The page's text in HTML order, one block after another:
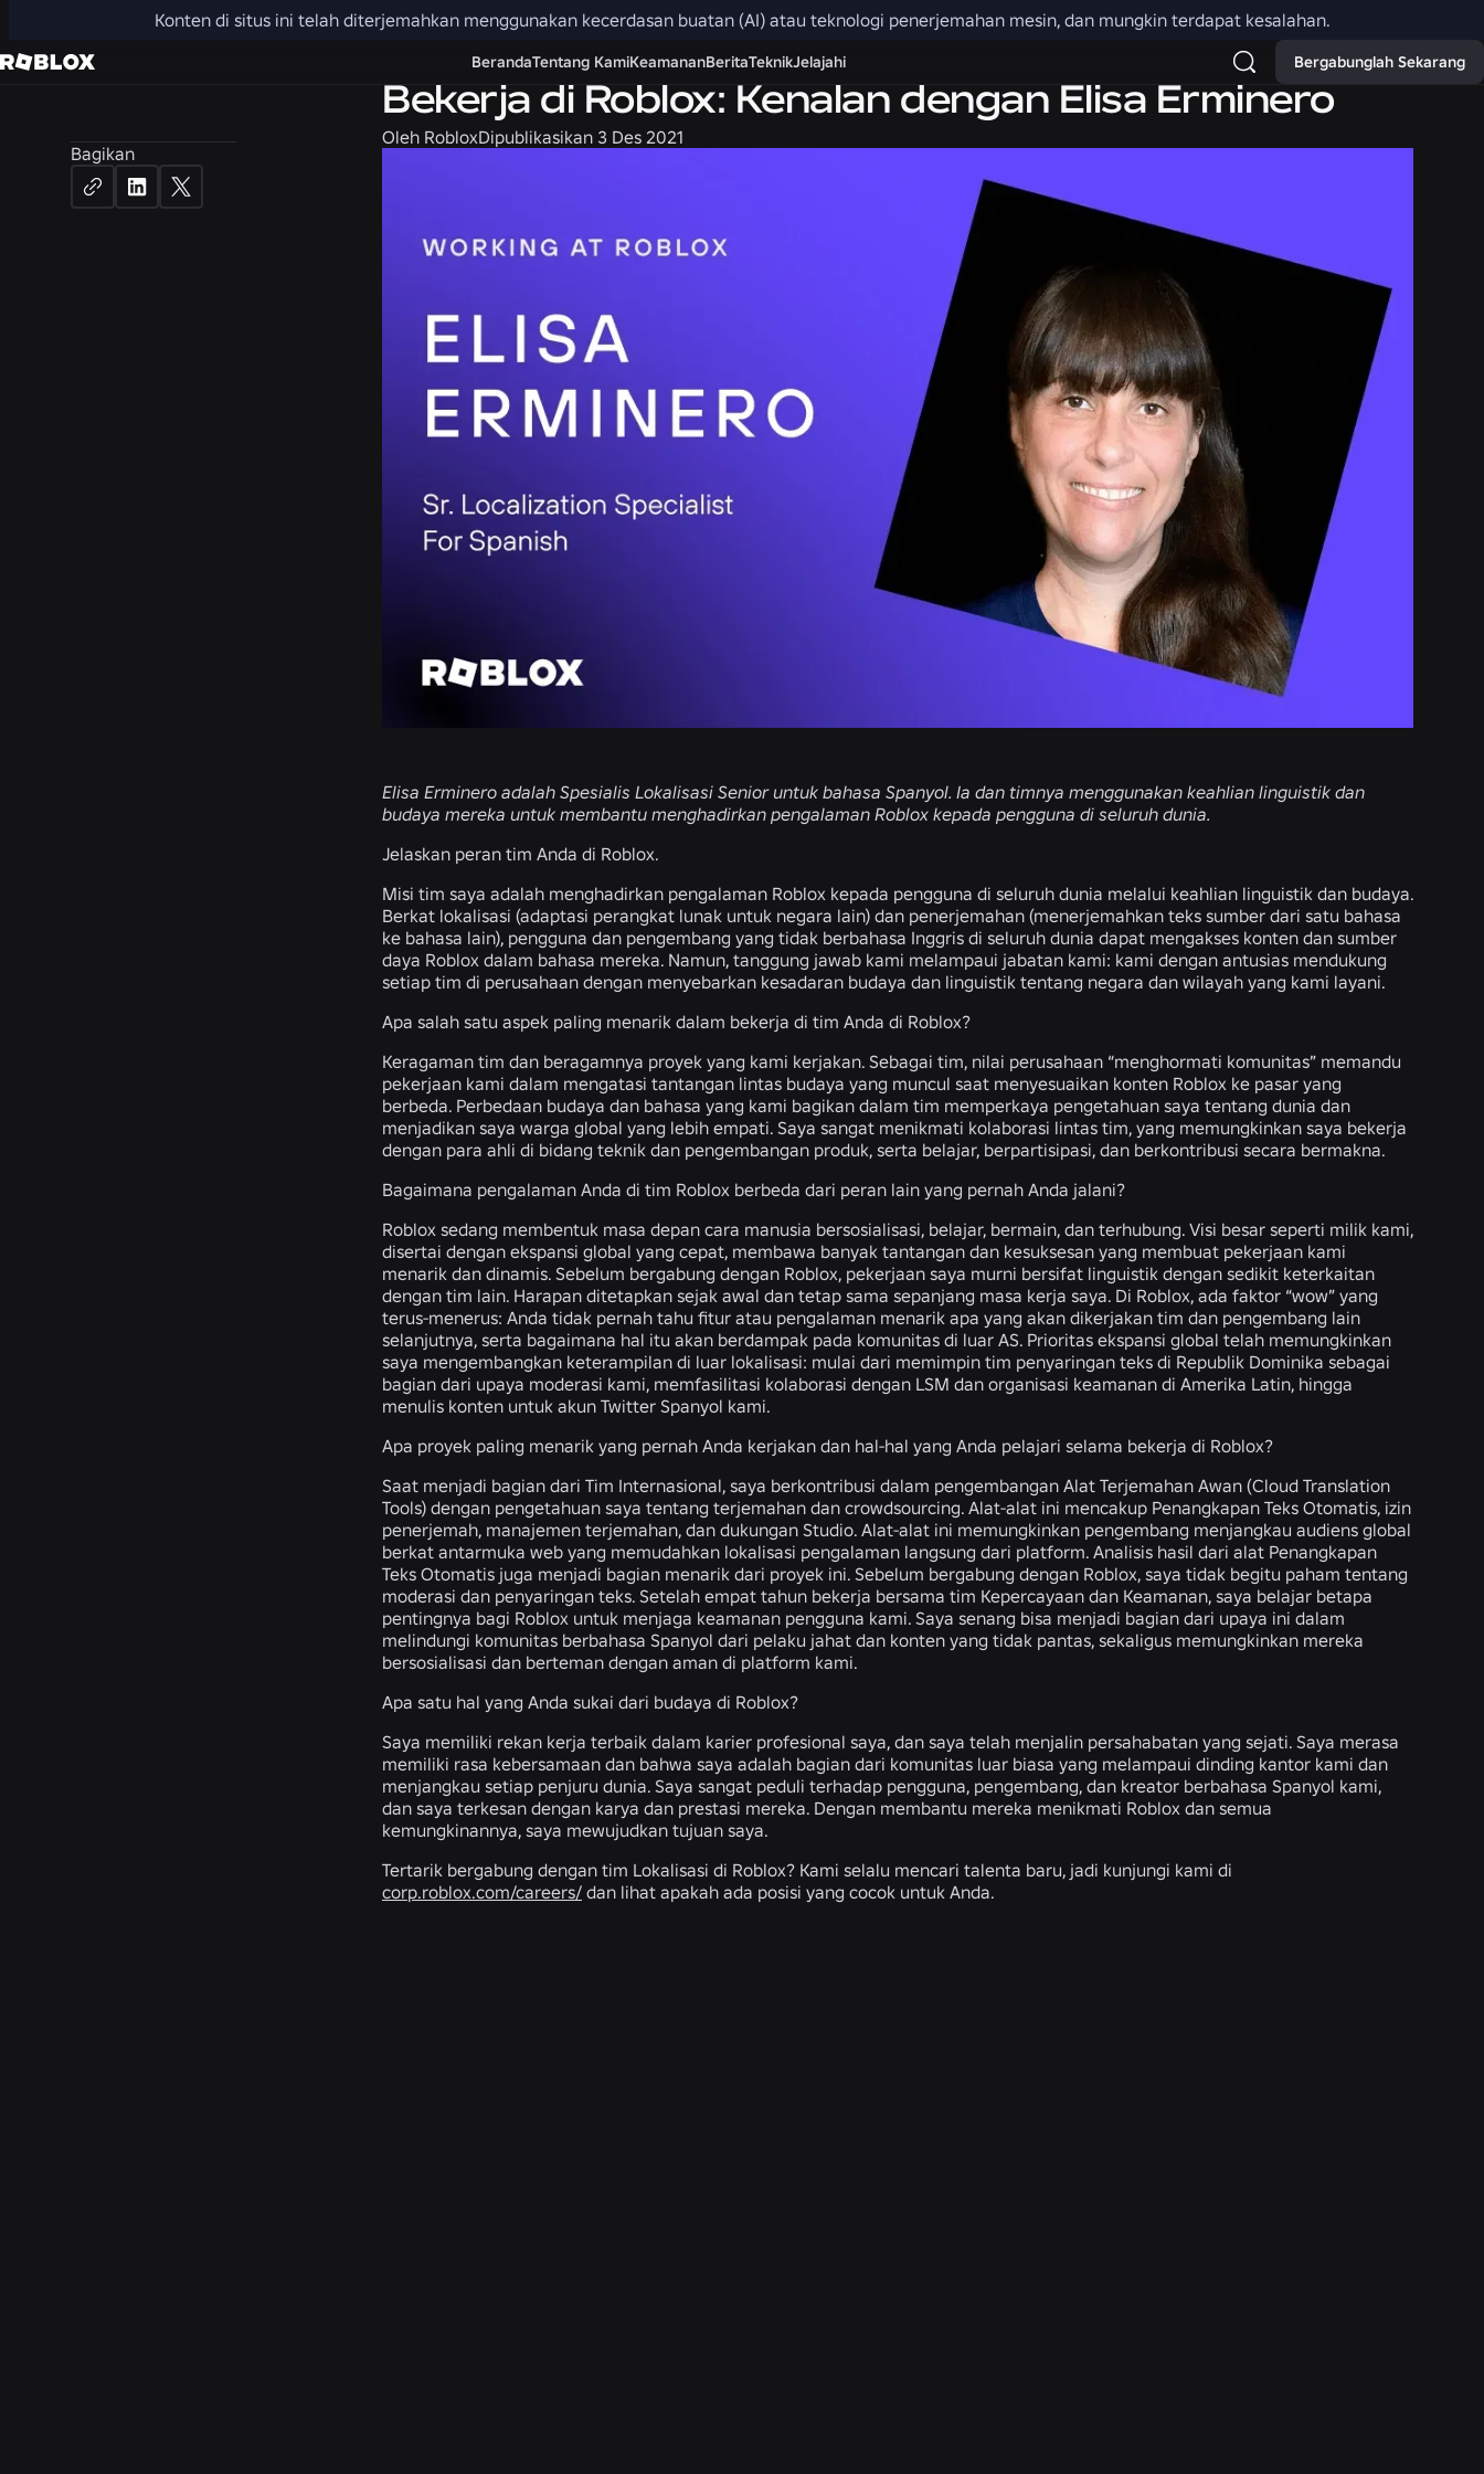
Konten di situs ini telah diterjemahkan menggunakan kecerdasan buatan (AI) atau teknologi penerjemahan mesin, dan mungkin terdapat kesalahan.
BerandaTentang KamiKeamananBeritaTeknikJelajahi Bergabunglah Sekarang
Bagikan
Karier
Bekerja di Roblox: Kenalan dengan Elisa Erminero
Oleh RobloxDipublikasikan 3 Des 2021
Elisa Erminero adalah Spesialis Lokalisasi Senior untuk bahasa Spanyol. Ia dan timnya menggunakan keahlian linguistik dan
budaya mereka untuk membantu menghadirkan pengalaman Roblox kepada pengguna di seluruh dunia.
Jelaskan peran tim Anda di Roblox.
Misi tim saya adalah menghadirkan pengalaman Roblox kepada pengguna di seluruh dunia melalui keahlian linguistik dan budaya.
Berkat lokalisasi (adaptasi perangkat lunak untuk negara lain) dan penerjemahan (menerjemahkan teks sumber dari satu bahasa
ke bahasa lain), pengguna dan pengembang yang tidak berbahasa Inggris di seluruh dunia dapat mengakses konten dan sumber
daya Roblox dalam bahasa mereka. Namun, tanggung jawab kami melampaui jabatan kami: kami dengan antusias mendukung
setiap tim di perusahaan dengan menyebarkan kesadaran budaya dan linguistik tentang negara dan wilayah yang kami layani.
Apa salah satu aspek paling menarik dalam bekerja di tim Anda di Roblox?
Keragaman tim dan beragamnya proyek yang kami kerjakan. Sebagai tim, nilai perusahaan “menghormati komunitas” memandu
pekerjaan kami dalam mengatasi tantangan lintas budaya yang muncul saat menyesuaikan konten Roblox ke pasar yang
berbeda. Perbedaan budaya dan bahasa yang kami bagikan dalam tim memperkaya pengetahuan saya tentang dunia dan
menjadikan saya warga global yang lebih empati. Saya sangat menikmati kolaborasi lintas tim, yang memungkinkan saya bekerja
dengan para ahli di bidang teknik dan pengembangan produk, serta belajar, berpartisipasi, dan berkontribusi secara bermakna.
Bagaimana pengalaman Anda di tim Roblox berbeda dari peran lain yang pernah Anda jalani?
Roblox sedang membentuk masa depan cara manusia bersosialisasi, belajar, bermain, dan terhubung. Visi besar seperti milik kami,
disertai dengan ekspansi global yang cepat, membawa banyak tantangan dan kesuksesan yang membuat pekerjaan kami
menarik dan dinamis. Sebelum bergabung dengan Roblox, pekerjaan saya murni bersifat linguistik dengan sedikit keterkaitan
dengan tim lain. Harapan ditetapkan sejak awal dan tetap sama sepanjang masa kerja saya. Di Roblox, ada faktor “wow” yang
terus-menerus: Anda tidak pernah tahu fitur atau pengalaman menarik apa yang akan dikerjakan tim dan pengembang lain
selanjutnya, serta bagaimana hal itu akan berdampak pada komunitas di luar AS. Prioritas ekspansi global telah memungkinkan
saya mengembangkan keterampilan di luar lokalisasi: mulai dari memimpin tim penyaringan teks di Republik Dominika sebagai
bagian dari upaya moderasi kami, memfasilitasi kolaborasi dengan LSM dan organisasi keamanan di Amerika Latin, hingga
menulis konten untuk akun Twitter Spanyol kami.
Apa proyek paling menarik yang pernah Anda kerjakan dan hal-hal yang Anda pelajari selama bekerja di Roblox?
Saat menjadi bagian dari Tim Internasional, saya berkontribusi dalam pengembangan Alat Terjemahan Awan (Cloud Translation
Tools) dengan pengetahuan saya tentang terjemahan dan crowdsourcing. Alat-alat ini mencakup Penangkapan Teks Otomatis, izin
penerjemah, manajemen terjemahan, dan dukungan Studio. Alat-alat ini memungkinkan pengembang menjangkau audiens global
berkat antarmuka web yang memudahkan lokalisasi pengalaman langsung dari platform. Analisis hasil dari alat Penangkapan
Teks Otomatis juga menjadi bagian menarik dari proyek ini. Sebelum bergabung dengan Roblox, saya tidak begitu paham tentang
moderasi dan penyaringan teks. Setelah empat tahun bekerja bersama tim Kepercayaan dan Keamanan, saya belajar betapa
pentingnya bagi Roblox untuk menjaga keamanan pengguna kami. Saya senang bisa menjadi bagian dari upaya ini dalam
melindungi komunitas berbahasa Spanyol dari pelaku jahat dan konten yang tidak pantas, sekaligus memungkinkan mereka
bersosialisasi dan berteman dengan aman di platform kami.
Apa satu hal yang Anda sukai dari budaya di Roblox?
Saya memiliki rekan kerja terbaik dalam karier profesional saya, dan saya telah menjalin persahabatan yang sejati. Saya merasa
memiliki rasa kebersamaan dan bahwa saya adalah bagian dari komunitas luar biasa yang melampaui dinding kantor kami dan
menjangkau setiap penjuru dunia. Saya sangat peduli terhadap pengguna, pengembang, dan kreator berbahasa Spanyol kami,
dan saya terkesan dengan karya dan prestasi mereka. Dengan membantu mereka menikmati Roblox dan semua
kemungkinannya, saya mewujudkan tujuan saya.
Tertarik bergabung dengan tim Lokalisasi di Roblox? Kami selalu mencari talenta baru, jadi kunjungi kami di
corp.roblox.com/careers/ dan lihat apakah ada posisi yang cocok untuk Anda.